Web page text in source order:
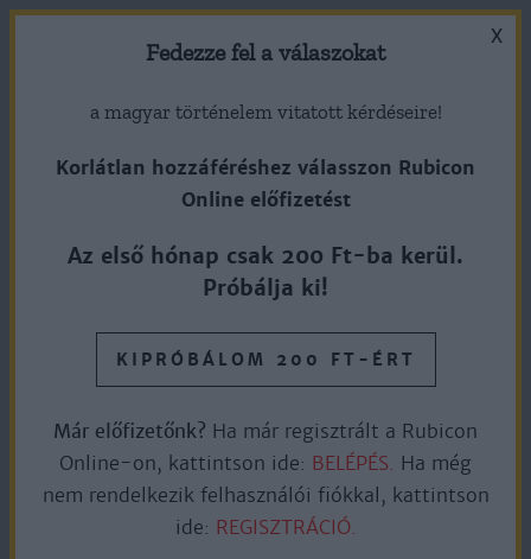
kormányzóvá választása
Ha feltesszük a kérdést, hogy mikor kezdődött a Horthy-
korszak, egyértelműen 1920. március 1-jét adhatjuk meg
X
Fedezze fel a válaszokat
a magyar történelem vitatott kérdéseire!
Korlátlan hozzáféréshez válasszon Rubicon
Online előfizetést
Az első hónap csak 200 Ft-ba kerül.
Próbálja ki!
KIPRÓBÁLOM 200 FT-ÉRT
Már előfizetőnk? Ha már regisztrált a Rubicon
Online-on, kattintson ide: BELÉPÉS. Ha még
nem rendelkezik felhasználói fiókkal, kattintson
ide: REGISZTRÁCIÓ.